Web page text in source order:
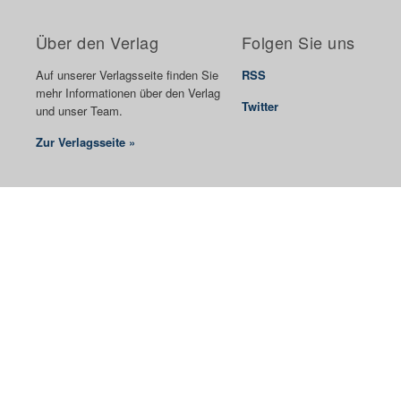
Über den Verlag
Auf unserer Verlagsseite finden Sie
mehr Informationen über den Verlag
und unser Team.
Zur Verlagsseite »
Folgen Sie uns
RSS
Twitter